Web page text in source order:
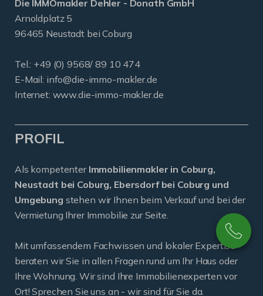
Die IMMOmakler Dehler - Donath GmbH
Arnoldplatz 5
96465 Neustadt bei Coburg
Tel.: +49 (0) 9568/ 89 10 474
E-Mail: info@die-immo-makler.de
Internet: www.die-immo-makler.de
PROFIL
Als kompetenter Immobilienmakler in Coburg,
Neustadt bei Coburg, Ebersdorf bei Coburg und
Umgebung stehen wir Ihnen beim Verkauf und bei der
Vermietung Ihrer Immobilie zur Seite.
Mit umfassendem Fachwissen und lokaler Expertise
beraten wir Sie in allen Fragen rund um Ihr Haus oder
Ihre Wohnung. Wir sind Ihre Immobilienexperten vor
Ort! Sprechen Sie uns an - wir sind für Sie da.